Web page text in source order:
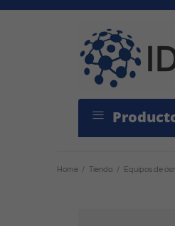
Home / Tienda / Equipos de